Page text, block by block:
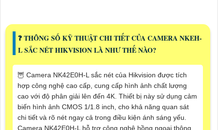
❓ THÔNG SỐ KỸ THUẬT CHI TIẾT CỦA CAMERA NKEH-
L SẮC NÉT HIKVISION LÀ NHƯ THẾ NÀO?
🦉 Camera NK42E0H-L sắc nét của Hikvision được tích
hợp công nghệ cao cấp, cung cấp hình ảnh chất lượng
cao với độ phân giải lên đến 4K. Thiết bị này sử dụng cảm
biến hình ảnh CMOS 1/1.8 inch, cho khả năng quan sát
chi tiết và rõ nét ngay cả trong điều kiện ánh sáng yếu.
Camera NK42E0H-L hỗ trợ công nghệ hồng ngoại thông